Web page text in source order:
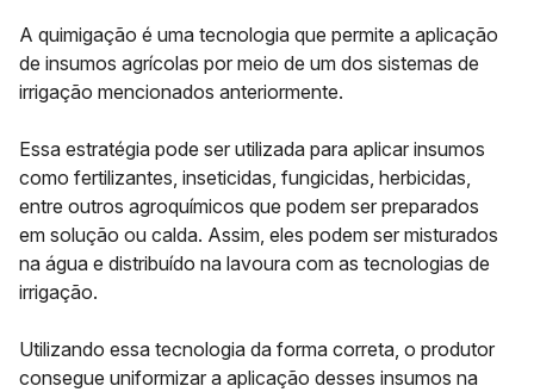
A quimigação é uma tecnologia que permite a aplicação
de insumos agrícolas por meio de um dos sistemas de
irrigação mencionados anteriormente.
Essa estratégia pode ser utilizada para aplicar insumos
como fertilizantes, inseticidas, fungicidas, herbicidas,
entre outros agroquímicos que podem ser preparados
em solução ou calda. Assim, eles podem ser misturados
na água e distribuído na lavoura com as tecnologias de
irrigação.
Utilizando essa tecnologia da forma correta, o produtor
consegue uniformizar a aplicação desses insumos na